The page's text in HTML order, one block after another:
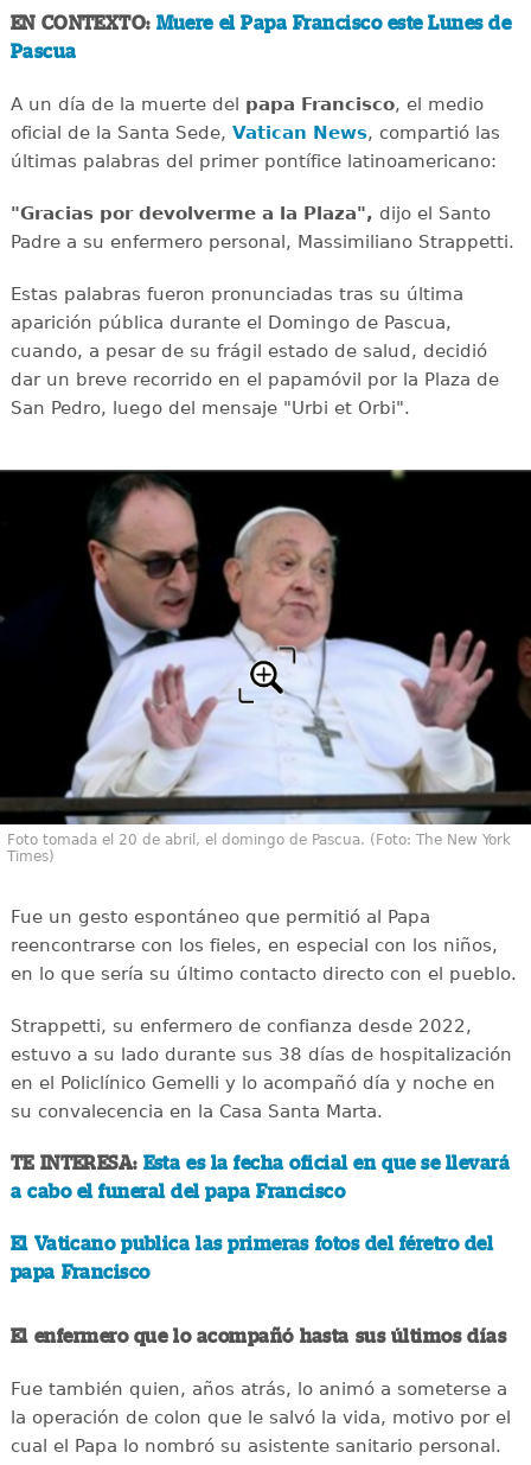
EN CONTEXTO: Muere el Papa Francisco este Lunes de
Pascua
A un día de la muerte del papa Francisco, el medio
oficial de la Santa Sede, Vatican News, compartió las
últimas palabras del primer pontífice latinoamericano:
"Gracias por devolverme a la Plaza", dijo el Santo
Padre a su enfermero personal, Massimiliano Strappetti.
Estas palabras fueron pronunciadas tras su última
aparición pública durante el Domingo de Pascua,
cuando, a pesar de su frágil estado de salud, decidió
dar un breve recorrido en el papamóvil por la Plaza de
San Pedro, luego del mensaje "Urbi et Orbi".
Foto tomada el 20 de abril, el domingo de Pascua. (Foto: The New York
Times)
Fue un gesto espontáneo que permitió al Papa
reencontrarse con los fieles, en especial con los niños,
en lo que sería su último contacto directo con el pueblo.
Strappetti, su enfermero de confianza desde 2022,
estuvo a su lado durante sus 38 días de hospitalización
en el Policlínico Gemelli y lo acompañó día y noche en
su convalecencia en la Casa Santa Marta.
TE INTERESA: Esta es la fecha oficial en que se llevará
a cabo el funeral del papa Francisco
El Vaticano publica las primeras fotos del féretro del
papa Francisco
El enfermero que lo acompañó hasta sus últimos días
Fue también quien, años atrás, lo animó a someterse a
la operación de colon que le salvó la vida, motivo por el
cual el Papa lo nombró su asistente sanitario personal.